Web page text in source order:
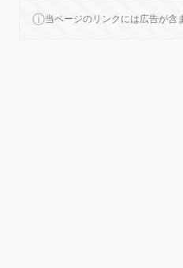
ⓘ当ページのリンクには広告が含